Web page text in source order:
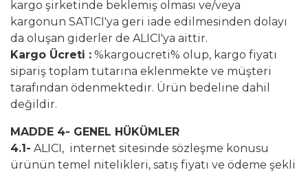
kargo şirketinde beklemiş olması ve/veya
kargonun SATICI'ya geri iade edilmesinden dolayı
da oluşan giderler de ALICI'ya aittir.
Kargo Ücreti : %kargoucreti% olup, kargo fiyatı
sipariş toplam tutarına eklenmekte ve müşteri
tarafından ödenmektedir. Ürün bedeline dahil
değildir.
MADDE 4- GENEL HÜKÜMLER
4.1- ALICI, internet sitesinde sözleşme konusu
ürünün temel nitelikleri, satış fiyatı ve ödeme şekli